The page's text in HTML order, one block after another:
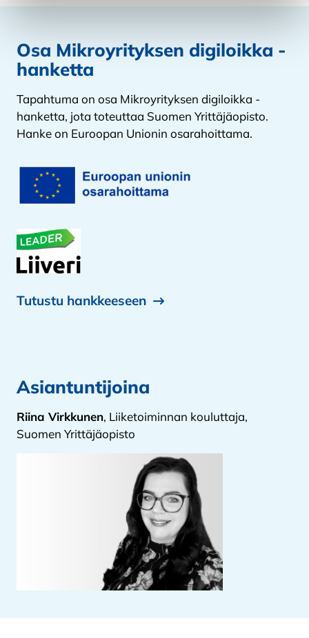
Osa Mikroyrityksen digiloikka -
hanketta
Tapahtuma on osa Mikroyrityksen digiloikka -
hanketta, jota toteuttaa Suomen Yrittäjäopisto.
Hanke on Euroopan Unionin osarahoittama.
Tutustu hankkeeseen
Asiantuntijoina
Riina Virkkunen, Liiketoiminnan kouluttaja,
Suomen Yrittäjäopisto